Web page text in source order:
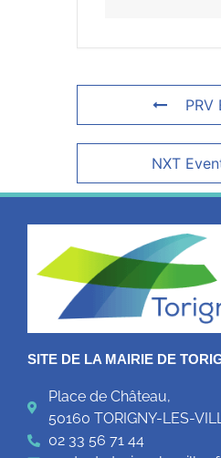
PRV
NXT
SITE DE LA MAIRIE DE
Place de Château,
50160 TORIGNY-LES-
02 33 56 71 44